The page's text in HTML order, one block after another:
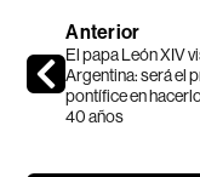
Anterior
El papa León XIV
Argentina: será el
pontífice en
40 años